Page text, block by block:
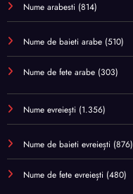
Nume arabesti (814)
Nume de baieti arabe (510)
Nume de fete arabe (303)
Nume evreiești (1.356)
Nume de baieti evreiești (876)
Nume de fete evreiești (480)